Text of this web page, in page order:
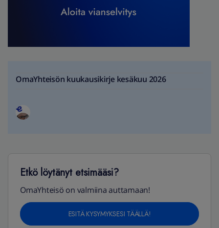
OmaYhteisön kuukausikirje kesäkuu 2026
Etkö löytänyt etsimääsi?
OmaYhteisö on valmiina auttamaan!
ESITÄ KYSYMYKSESI TÄÄLLÄ!